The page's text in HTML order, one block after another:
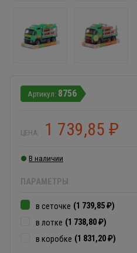
8756
ЦЕНА: 1 739,85 ₽
В наличии
ПАРАМЕТРЫ
в сеточке (1 739,85 ₽)
в лотке (1 738,80 ₽)
в коробке (1 831,20 ₽)